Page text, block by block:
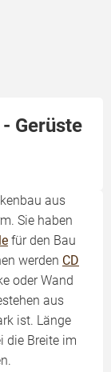
Gerüste
aus
Sie haben
für den Bau
werden CD
oder Wand
aus
ist. Länge
die Breite im